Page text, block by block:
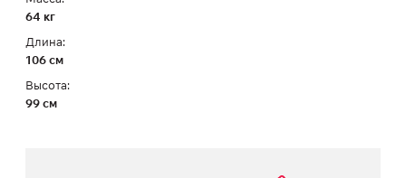
64 кг
Длина:
106 см
Высота:
99 см